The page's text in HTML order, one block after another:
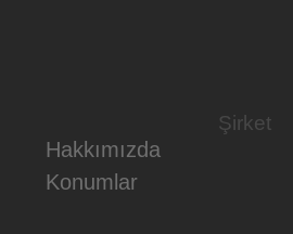
Şirket
Hakkımızda
Konumlar